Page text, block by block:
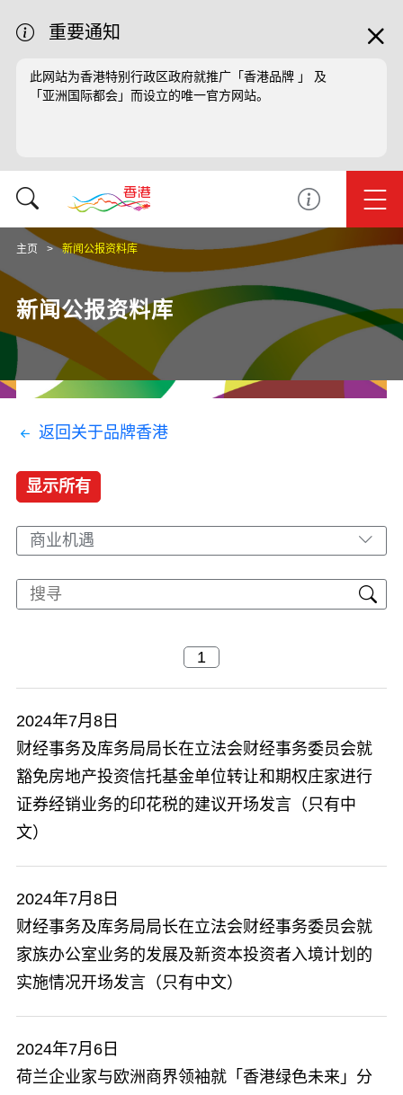
重要通知
此网站为香港特别行政区政府就推广「香港品牌 」 及
「亚洲国际都会」而设立的唯一官方网站。
主页 新闻公报资料库
新闻公报资料库
返回关于品牌香港
显示所有
商业机遇
2024年7月8日
​财经事务及库务局局长在立法会财经事务委员会就
豁免房地产投资信托基金单位转让和期权庄家进行
证券经销业务的印花税的建议开场发言（只有中
文）
2024年7月8日
​财经事务及库务局局长在立法会财经事务委员会就
家族办公室业务的发展及新资本投资者入境计划的
实施情况开场发言（只有中文）
2024年7月6日
荷兰企业家与欧洲商界领袖就「香港绿色未来」分